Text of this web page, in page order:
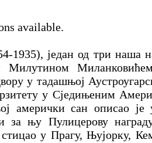
available.
1935), један од три наша
Милутином
у тадашњој
у Сједињеним
амерички сан описао
за њу Пулицерову
стицао у Прагу, Њујорку,